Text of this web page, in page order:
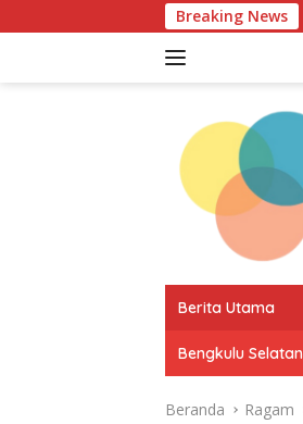
ke
Breaking News
Berita Utama
Bengkulu Selatan
Beranda Ragam